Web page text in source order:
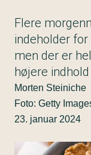
Flere
indeholder
men der er
højere
Morten Steiniche
Foto: Getty
23. januar 2024